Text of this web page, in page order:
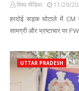
विश्व मीडिया 11/29/
हरदोई सड़क घोटाले में CM
सामग्री और भ्रष्टाचार पर
UTTAR PRADESH